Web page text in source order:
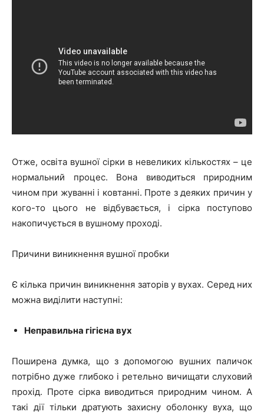
Отже, освіта вушної сірки в невеликих кількостях – це
нормальний процес. Вона виводиться природним
чином при жуванні і ковтанні. Проте з деяких причин у
кого-то цього не відбувається, і сірка поступово
накопичується в вушному проході.
Причини виникнення вушної пробки
Є кілька причин виникнення заторів у вухах. Серед них
можна виділити наступні:
Неправильна гігієна вух
Поширена думка, що з допомогою вушних паличок
потрібно дуже глибоко і ретельно вичищати слуховий
прохід. Проте сірка виводиться природним чином. А
такі дії тільки дратують захисну оболонку вуха, що